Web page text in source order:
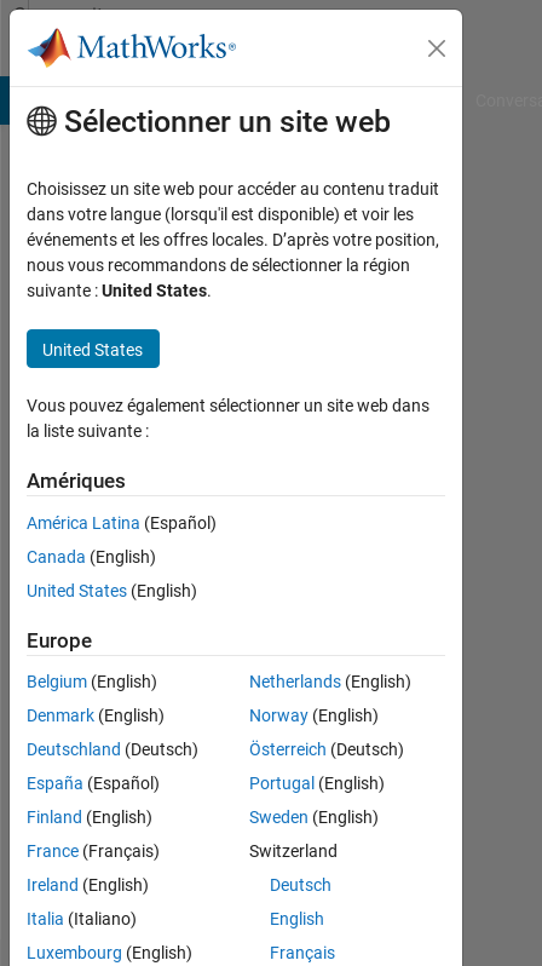
Passer au contenu
Community
Profile
Maria
Duarte
Rosa
Last
plus
de 3
ans il
y a
2017
Followers:
Following:
0
Follow
Sélectionner un site web
Choisissez un site web pour accéder au contenu traduit
dans votre langue (lorsqu'il est disponible) et voir les
événements et les offres locales. D’après votre position,
nous vous recommandons de sélectionner la région
suivante :United States.
United States
Vous pouvez également sélectionner un site web dans
la liste suivante :
Amériques
América Latina (Español)
Canada (English)
United States (English)
Europe
Belgium (English)
Denmark (English)
Deutschland (Deutsch)
España (Español)
Finland (English)
France (Français)
Ireland (English)
Italia (Italiano)
Luxembourg (English)
Netherlands(English)
Norway(English)
Österreich (Deutsch)
Portugal (English)
Sweden (English)
Switzerland
Deutsch
English
Français